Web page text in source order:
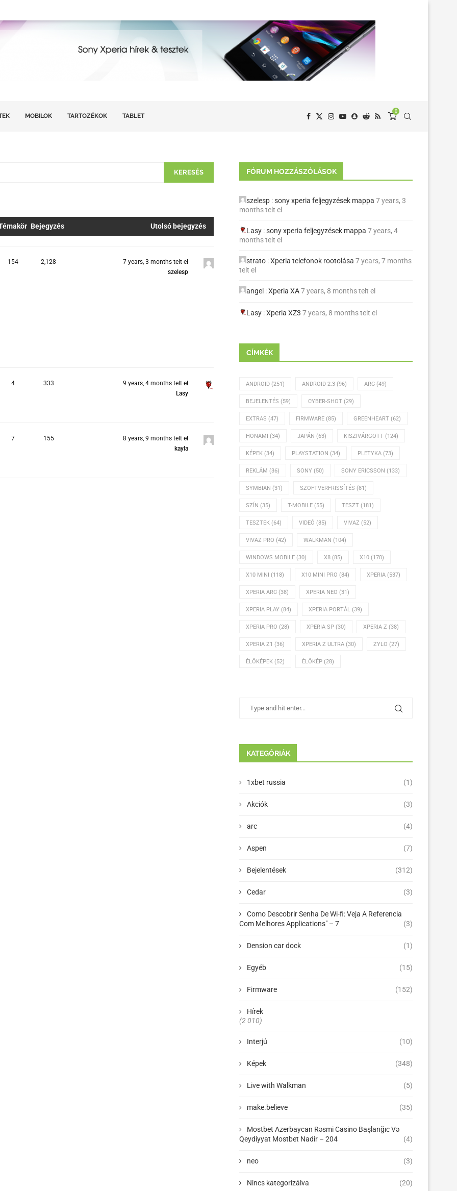
MOBILOK TARTOZÉKOK TABLET
0
Bejegyzés Utolsó bejegyzés
154 2,128
7 years, 3 months telt el
szelesp
4 333
9 years, 4 months telt el
Lasy
7 155
8 years, 9 months telt el
kayla
FÓRUM HOZZÁSZÓLÁSOK
szelesp :sony xperia feljegyzések mappa 7 years, 3
months telt el
Lasy :sony xperia feljegyzések mappa 7 years, 4
months telt el
strato :Xperia telefonok rootolása 7 years, 7 months
telt el
angel :Xperia XA7 years, 8 months telt el
Lasy :Xperia XZ3 7 years, 8 months telt el
CÍMKÉK
ANDROID (251) ANDROID 2.3 (96) ARC (49)
BEJELENTÉS (59) CYBER-SHOT (29)
EXTRAS (47) FIRMWARE (85) GREENHEART (62)
HONAMI (34) JAPÁN (63) KISZIVÁRGOTT (124)
KÉPEK (34) PLAYSTATION (34) PLETYKA (73)
REKLÁM (36) SONY (50) SONY ERICSSON (133)
SYMBIAN (31) SZOFTVERFRISSÍTÉS (81)
SZÍN (35) T-MOBILE (55) TESZT (181)
TESZTEK (64) VIDEÓ (85) VIVAZ (52)
VIVAZ PRO (42) WALKMAN (104)
WINDOWS MOBILE (30) X8 (85) X10 (170)
X10 MINI (118) X10 MINI PRO (84) XPERIA (537)
XPERIA ARC (38) XPERIA NEO (31)
XPERIA PLAY (84) XPERIA PORTÁL (39)
XPERIA PRO (28) XPERIA SP (30) XPERIA Z (38)
XPERIA Z1 (36) XPERIA Z ULTRA (30) ZYLO (27)
ÉLŐKÉPEK (52) ÉLŐKÉP (28)
KATEGÓRIÁK
1xbet russia (1)
Akciók (3)
arc (4)
Aspen (7)
Bejelentések (312)
Cedar (3)
Como Descobrir Senha De Wi-fi: Veja A Referencia
Com Melhores Applications" – 7
(3)
Dension car dock (1)
Egyéb (15)
Firmware (152)
Hírek
(2 010)
Interjú (10)
Képek (348)
Live with Walkman (5)
make.believe (35)
Mostbet Azerbaycan Rəsmi Casino Başlanğıc Və
Qeydiyyat Mostbet Nadir – 204
(4)
neo (3)
Nincs kategorizálva (20)